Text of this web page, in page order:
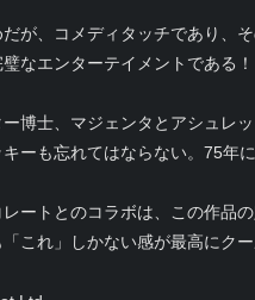
が、コメディタッチであり、
なエンターテイメントである！
博士、マジェンタとアシュレ
ーも忘れてはならない。75年
ートとのコラボは、この作品
これ」しかない感が最高にク